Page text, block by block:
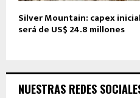
Silver Mountain: capex
será de US$ 24.8 millones
NUESTRAS REDES